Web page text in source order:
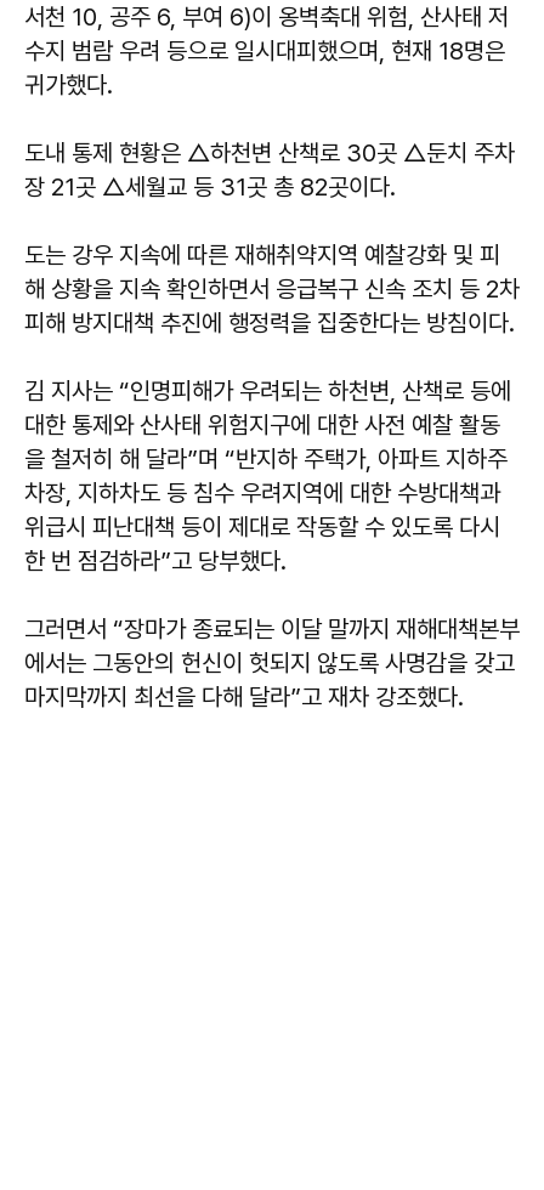
서천 10, 공주 6, 부여 6)이 옹벽축대 위험, 산사태 저
수지 범람 우려 등으로 일시대피했으며, 현재 18명은
귀가했다.
도내 통제 현황은 △하천변 산책로 30곳 △둔치 주차
장 21곳 △세월교 등 31곳 총 82곳이다.
도는 강우 지속에 따른 재해취약지역 예찰강화 및 피
해 상황을 지속 확인하면서 응급복구 신속 조치 등 2차
피해 방지대책 추진에 행정력을 집중한다는 방침이다.
김 지사는 “인명피해가 우려되는 하천변, 산책로 등에
대한 통제와 산사태 위험지구에 대한 사전 예찰 활동
을 철저히 해 달라”며 “반지하 주택가, 아파트 지하주
차장, 지하차도 등 침수 우려지역에 대한 수방대책과
위급시 피난대책 등이 제대로 작동할 수 있도록 다시
한 번 점검하라”고 당부했다.
그러면서 “장마가 종료되는 이달 말까지 재해대책본부
에서는 그동안의 헌신이 헛되지 않도록 사명감을 갖고
마지막까지 최선을 다해 달라”고 재차 강조했다.